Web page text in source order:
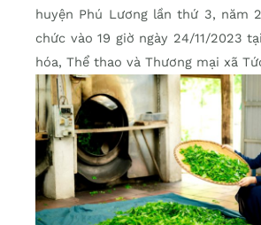
huyện Phú Lương lần thứ 3, năm
chức vào 19 giờ ngày 24/11/2023
hóa, Thể thao và Thương mại xã